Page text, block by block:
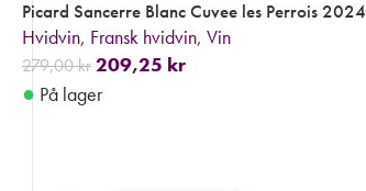
Picard Sancerre Blanc Cuvee les Perrois 2024
Hvidvin, Fransk hvidvin, Vin
279,00kr209,25 kr
● På lager